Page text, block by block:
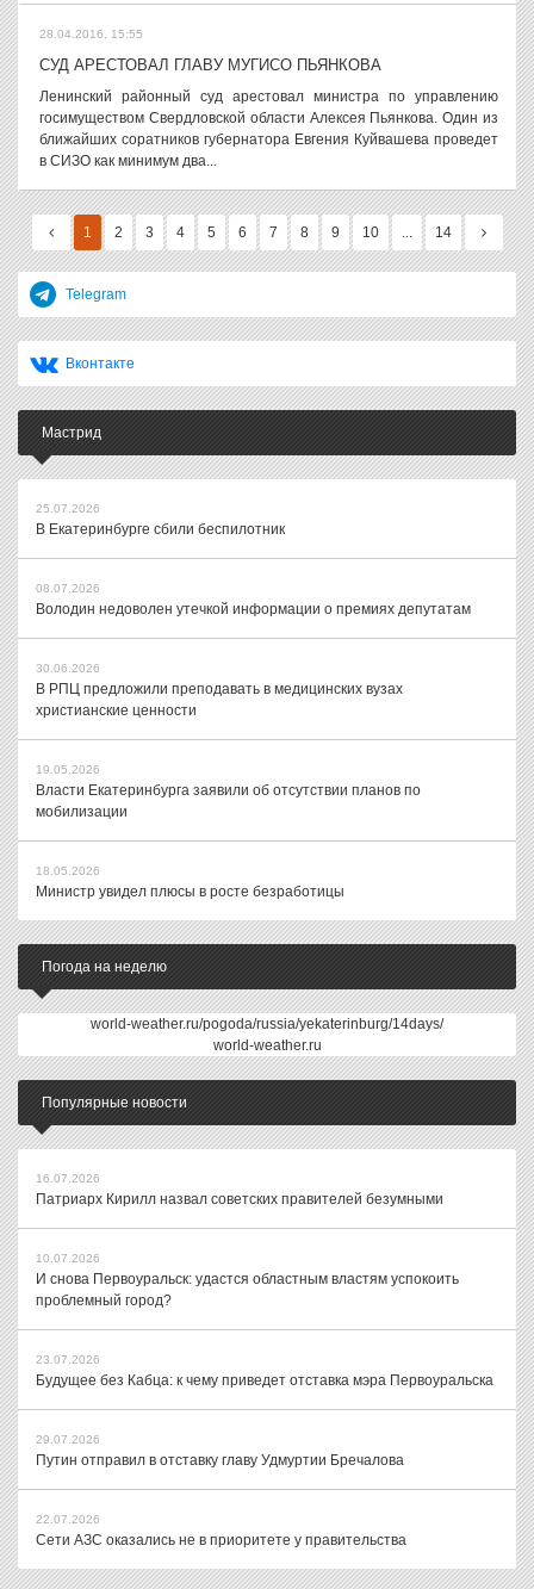
28.04.2016, 15:55
СУД АРЕСТОВАЛ ГЛАВУ МУГИСО ПЬЯНКОВА
Ленинский районный суд арестовал министра по управлению
госимуществом Свердловской области Алексея Пьянкова. Один из
ближайших соратников губернатора Евгения Куйвашева проведет
в СИЗО как минимум два...
1 2 3 4 5 6 7 8 9 10 ... 14
Telegram
Вконтакте
Мастрид
25.07.2026
В Екатеринбурге сбили беспилотник
08.07.2026
Володин недоволен утечкой информации о премиях депутатам
30.06.2026
В РПЦ предложили преподавать в медицинских вузах
христианские ценности
19.05.2026
Власти Екатеринбурга заявили об отсутствии планов по
мобилизации
18.05.2026
Министр увидел плюсы в росте безработицы
Погода на неделю
world-weather.ru/pogoda/russia/yekaterinburg/14days/
world-weather.ru
Популярные новости
16.07.2026
Патриарх Кирилл назвал советских правителей безумными
10.07.2026
И снова Первоуральск: удастся областным властям успокоить
проблемный город?
23.07.2026
Будущее без Кабца: к чему приведет отставка мэра Первоуральска
29.07.2026
Путин отправил в отставку главу Удмуртии Бречалова
22.07.2026
Сети АЗС оказались не в приоритете у правительства